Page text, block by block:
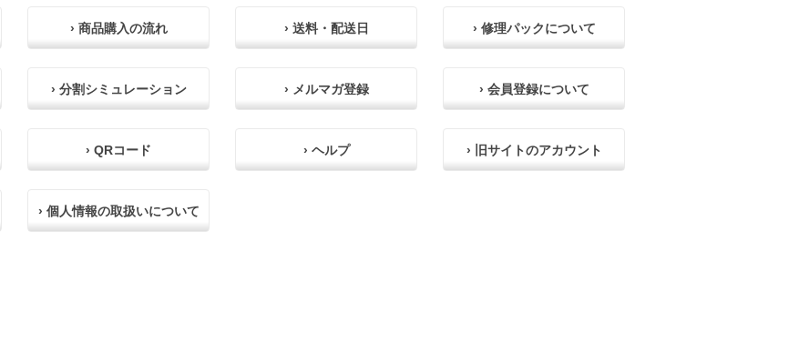
› 商品購入の流れ › 送料・配送日 › 修理パックについて
› 分割シミュレーション › メルマガ登録 › 会員登録について
› QRコード › ヘルプ › 旧サイトのアカウント
› 個人情報の取扱いについて